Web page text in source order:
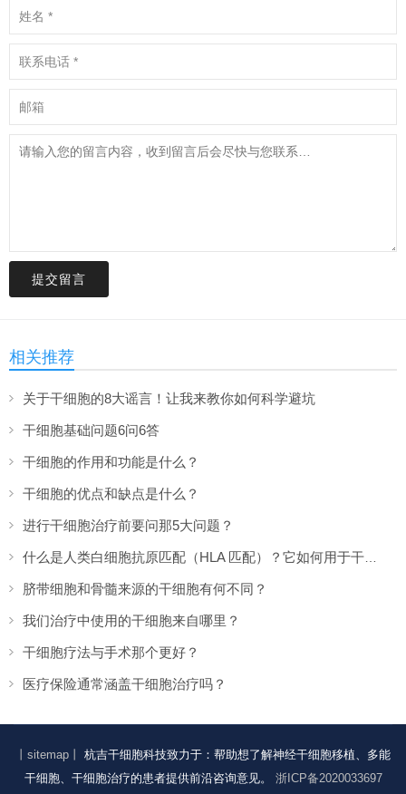
提交留言
相关推荐
关于干细胞的8大谣言！让我来教你如何科学避坑
干细胞基础问题6问6答
干细胞的作用和功能是什么？
干细胞的优点和缺点是什么？
进行干细胞治疗前要问那5大问题？
脐带细胞和骨髓来源的干细胞有何不同？
我们治疗中使用的干细胞来自哪里？
干细胞疗法与手术那个更好？
医疗保险通常涵盖干细胞治疗吗？
丨sitemap丨
杭吉干细胞科技致力于：帮助想了解神经干细胞移植、多能
干细胞、干细胞治疗的患者提供前沿咨询意见。 浙ICP备2020033697